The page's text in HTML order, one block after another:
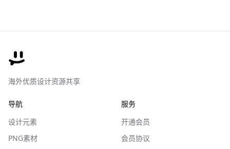
海外优质设计资源共享
导航
设计元素
PNG素材
服务
开通会员
会员协议